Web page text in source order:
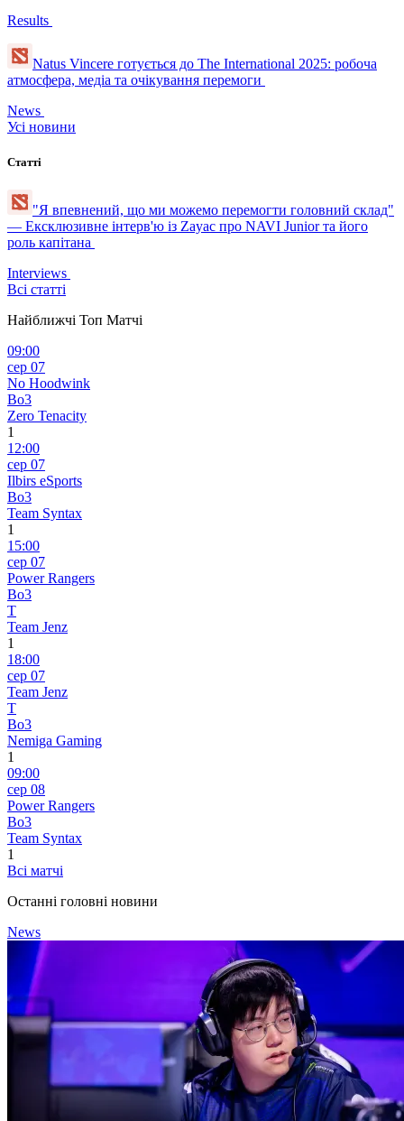
Results
Natus Vincere готується до The International 2025: робоча
атмосфера, медіа та очікування перемоги
News
Усі новини
Статті
"Я впевнений, що ми можемо перемогти головний склад"
— Ексклюзивне інтерв'ю із Zayac про NAVI Junior та його
роль капітана
Interviews
Всі статті
Найближчі Топ Матчі
09:00
сер 07
No Hoodwink
Bo3
Zero Tenacity
1
12:00
сер 07
Ilbirs eSports
Bo3
Team Syntax
1
15:00
сер 07
Power Rangers
Bo3
T
Team Jenz
1
18:00
сер 07
Team Jenz
T
Bo3
Nemiga Gaming
1
09:00
сер 08
Power Rangers
Bo3
Team Syntax
1
Всі матчі
Останні головні новини
News